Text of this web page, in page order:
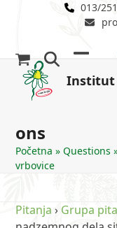
013/
Institut
mobile
mobile
ons
Početna »Questions
vrbovice
Pitanja › Grupa